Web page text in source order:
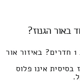
הגנוז?
כמה עולה הובלה של תאגיד מינימלי במידת 1 חדרים? באיזור אור
אינו פלוס